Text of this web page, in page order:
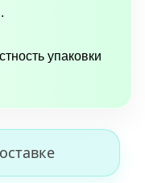
упаковки